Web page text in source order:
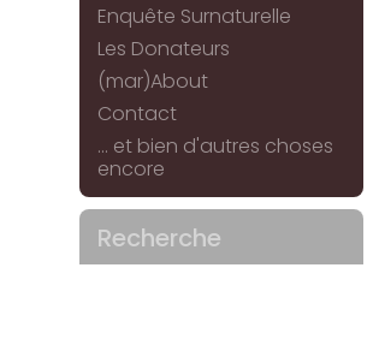
Enquête Surnaturelle
Les Donateurs
(mar)About
Contact
... et bien d'autres choses
encore
Recherche